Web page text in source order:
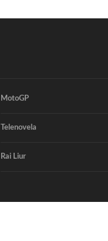
MotoGP
Telenovela
Rai Liur